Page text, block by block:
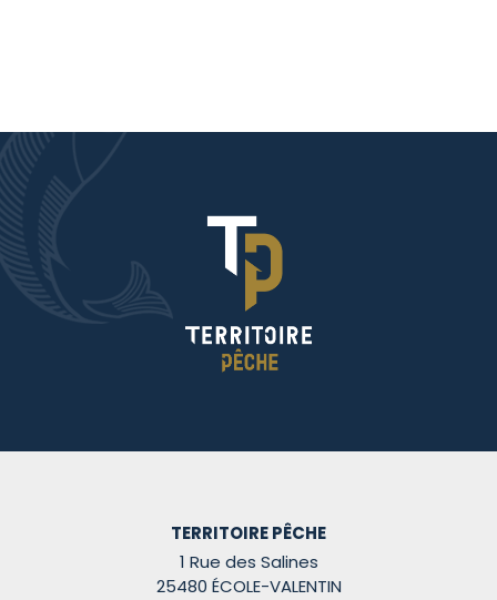
TERRITOIRE PÊCHE
1 Rue des Salines
25480 ÉCOLE-VALENTIN